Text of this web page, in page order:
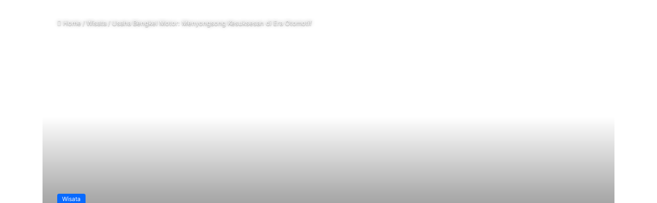
Home/Wisata/Usaha Bengkel Motor: Menyongsong Kesuksesan di Era Otomotif
Wisata